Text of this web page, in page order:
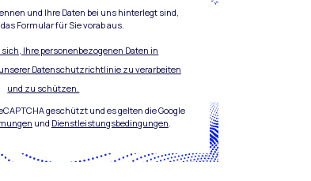
und Ihre Daten bei uns hinterlegt sind,
Formular für Sie vorab aus.
Ihre personenbezogenen Daten in
Datenschutzrichtlinie zu verarbeiten
und zu schützen.
geschützt und es gelten die Google
und Dienstleistungsbedingungen.